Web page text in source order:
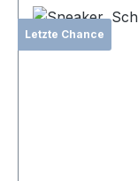
Letzte Chance